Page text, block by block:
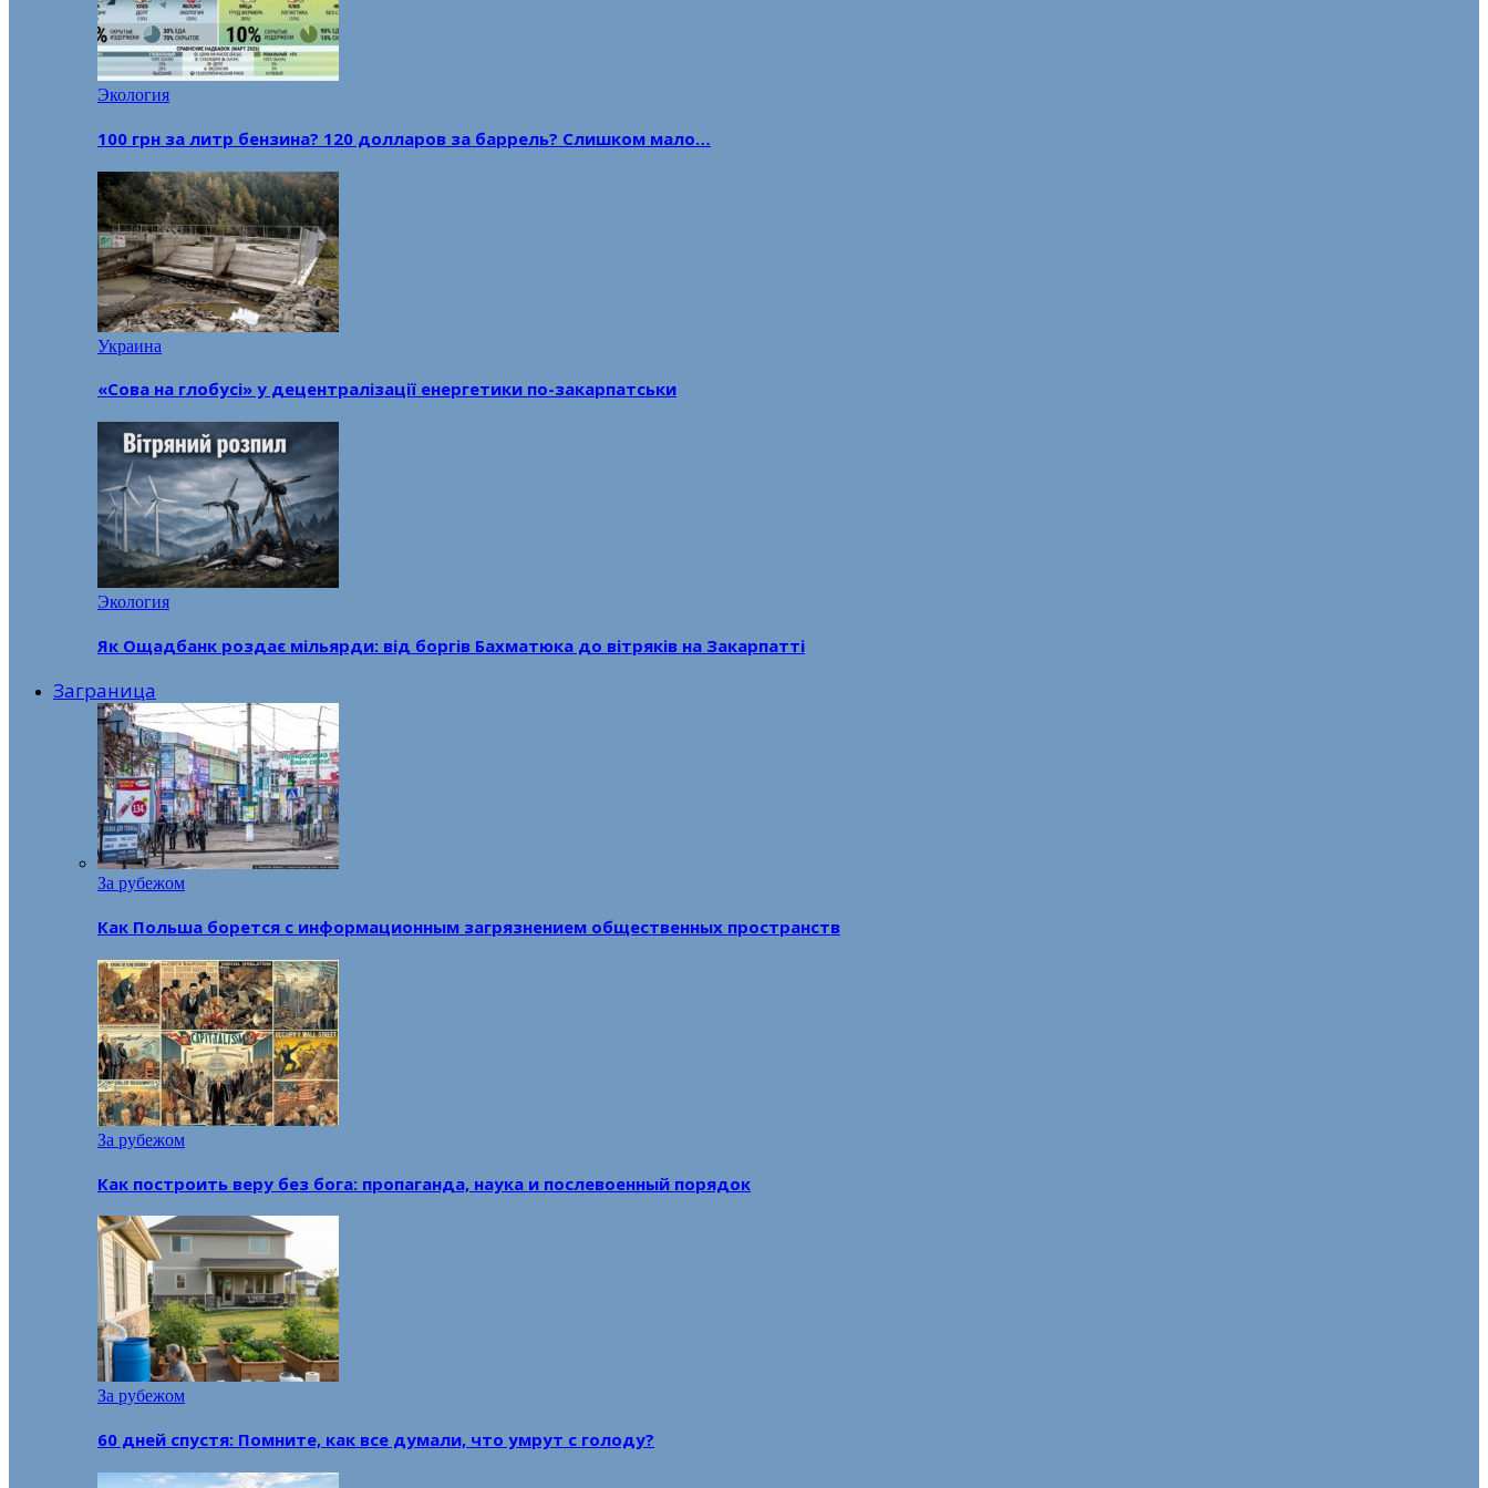
Экология
100 грн за литр бензина? 120 долларов за баррель? Слишком мало…
Украина
«Сова на глобусі» у децентралізації енергетики по-закарпатськи
Экология
Як Ощадбанк роздає мільярди: від боргів Бахматюка до вітряків на Закарпатті
Заграница
За рубежом
Как Польша борется с информационным загрязнением общественных пространств
За рубежом
Как построить веру без бога: пропаганда, наука и послевоенный порядок
За рубежом
60 дней спустя: Помните, как все думали, что умрут с голоду?